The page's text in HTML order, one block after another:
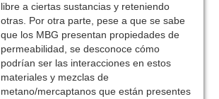
libre a ciertas sustancias y reteniendo
otras. Por otra parte, pese a que se sabe
que los MBG presentan propiedades de
permeabilidad, se desconoce cómo
podrían ser las interacciones en estos
materiales y mezclas de
metano/mercaptanos que están presentes